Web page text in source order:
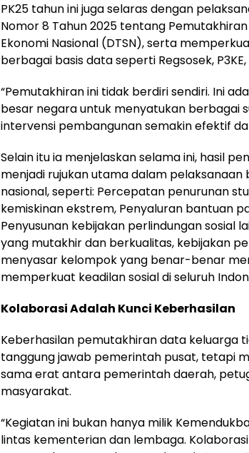
PK25 tahun ini juga selaras dengan
Nomor 8 Tahun 2025 tentang
Ekonomi Nasional (DTSN), serta
berbagai basis data seperti Regsosek, P3KE,
“Pemutakhiran ini tidak berdiri sendiri. Ini
besar negara untuk menyatukan berbagai
intervensi pembangunan semakin efektif
Selain itu ia menjelaskan selama ini, hasil
menjadi rujukan utama dalam
nasional, seperti: Percepatan penurunan
kemiskinan ekstrem, Penyaluran bantuan
Penyusunan kebijakan perlindungan sosial
yang mutakhir dan berkualitas, kebijakan
menyasar kelompok yang benar-benar
memperkuat keadilan sosial di seluruh
Kolaborasi Adalah Kunci Keberhasilan
Keberhasilan pemutakhiran data keluarga
tanggung jawab pemerintah pusat, tetapi
sama erat antara pemerintah daerah,
masyarakat.
“Kegiatan ini bukan hanya milik
lintas kementerian dan lembaga.